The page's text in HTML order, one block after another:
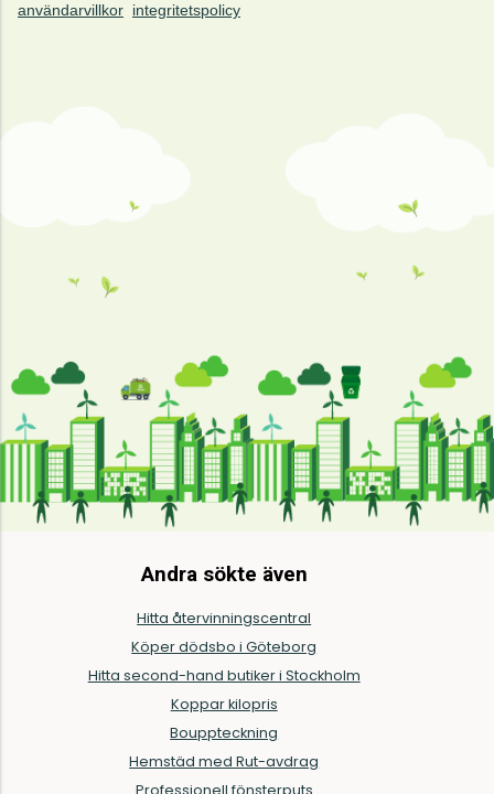
användarvillkor integritetspolicy
Andra sökte även
Hitta återvinningscentral
Köper dödsbo i Göteborg
Hitta second-hand butiker i Stockholm
Koppar kilopris
Bouppteckning
Hemstäd med Rut-avdrag